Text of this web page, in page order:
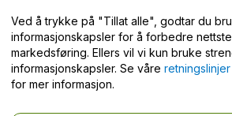
Hjelpesenter / kontakt oss
Ved å trykke på "Tillat alle", godtar du
informasjonskapsler for å forbedre
markedsføring. Ellers vil vi kun bruke
informasjonskapsler. Se våre
for mer informasjon.